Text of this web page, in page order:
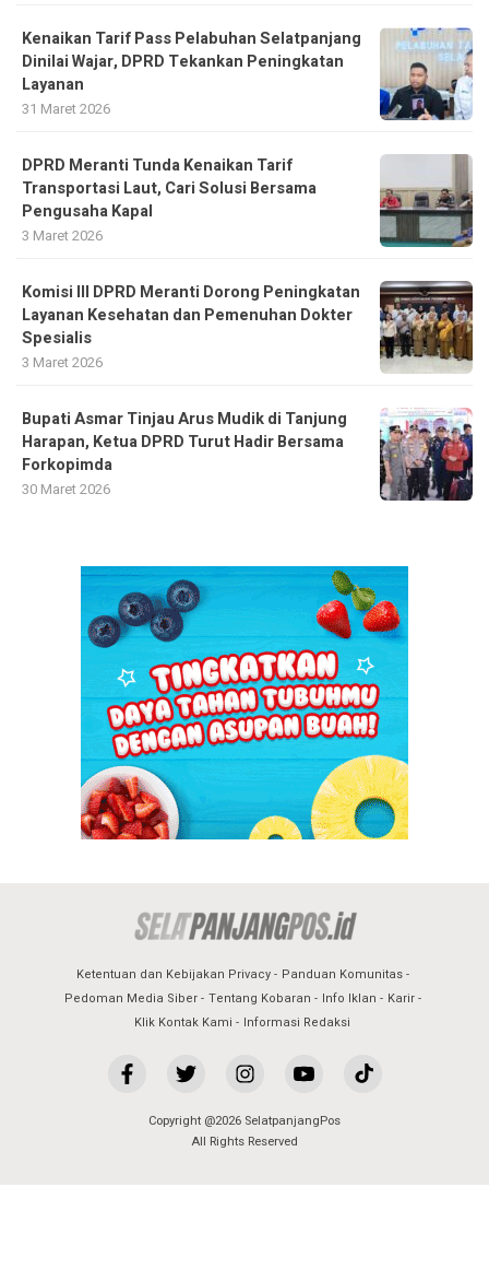
Kenaikan Tarif Pass Pelabuhan Selatpanjang
Dinilai Wajar, DPRD Tekankan Peningkatan
Layanan
31 Maret 2026
DPRD Meranti Tunda Kenaikan Tarif
Transportasi Laut, Cari Solusi Bersama
Pengusaha Kapal
3 Maret 2026
Komisi III DPRD Meranti Dorong Peningkatan
Layanan Kesehatan dan Pemenuhan Dokter
Spesialis
3 Maret 2026
Bupati Asmar Tinjau Arus Mudik di Tanjung
Harapan, Ketua DPRD Turut Hadir Bersama
Forkopimda
30 Maret 2026
Ketentuan dan Kebijakan Privacy
Panduan Komunitas
Pedoman Media Siber
Tentang Kobaran Info Iklan
Karir
Klik Kontak Kami
Informasi Redaksi
Copyright @2026 SelatpanjangPos
All Rights Reserved